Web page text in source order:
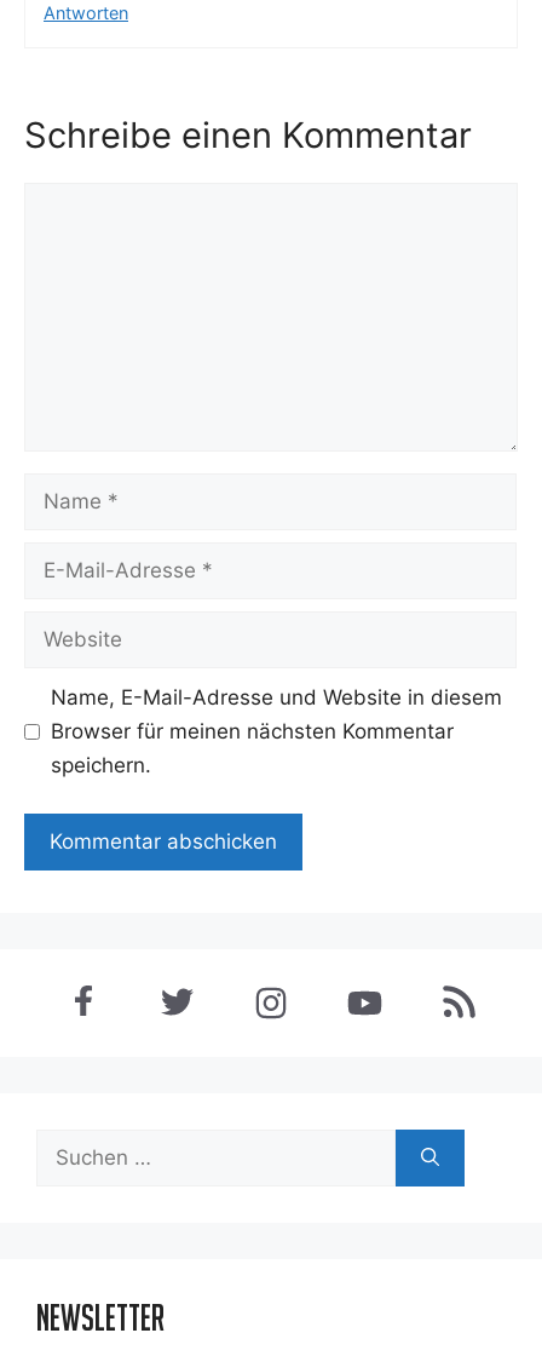
Antworten
Schreibe einen Kommentar
Name
Adresse
Website
Name, E-Mail-Adresse und Website in diesem
Browser für meinen nächsten Kommentar
speichern.
Suchen
Newsletter